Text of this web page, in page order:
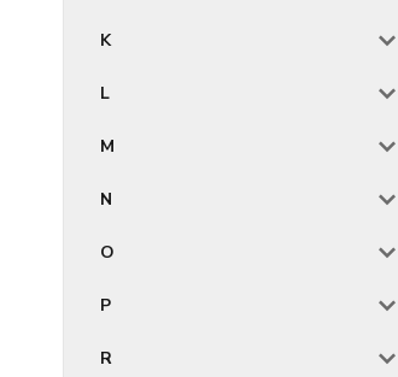
K
L
M
N
O
P
R